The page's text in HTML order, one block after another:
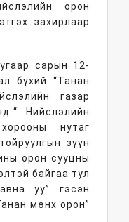
орон
захирлаар
сарын 12-
бүхий “Танан
газар
“...Нийслэлийн
нутаг
зүүн
орон сууцны
байгаа тул
уу” гэсэн
мөнх орон”